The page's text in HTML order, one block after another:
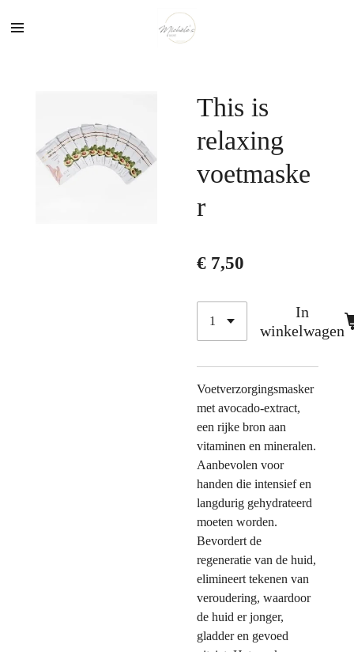
direct
This is
relaxing
voetmaske
r
€ 7,50
In
winkelwagen
Voetverzorgingsmasker
met avocado-extract,
een rijke bron aan
vitaminen en mineralen.
Aanbevolen voor
handen die intensief en
langdurig gehydrateerd
moeten worden.
Bevordert de
regeneratie van de huid,
elimineert tekenen van
veroudering, waardoor
de huid er jonger,
gladder en gevoed